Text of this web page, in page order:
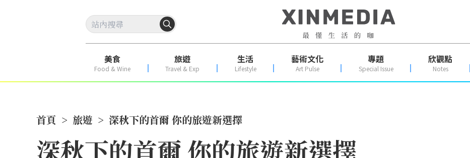
美食
Food & Wine
旅遊
Travel & Exp
生活
Lifestyle
藝術文化
Art Pulse
專題
Special Issue
欣觀點
Notes
首頁 > 旅遊 > 深秋下的首爾 你的旅遊新選擇
深秋下的首爾 你的旅遊新選擇